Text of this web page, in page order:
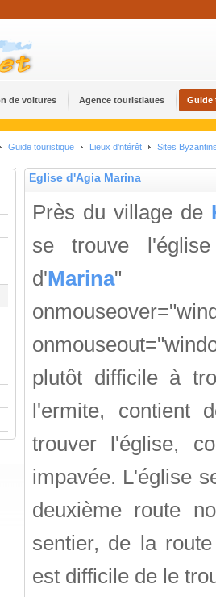
de voitures Agence touristiaues Guide
Guide touristique Lieux d'ntérêt Sites
Eglise d'Agia Marina
Près du village de
se trouve l'église
d'Marina"
plutôt difficile à
l'ermite, contient
trouver l'église,
impavée. L'église
deuxième route
sentier, de la
est difficile de le